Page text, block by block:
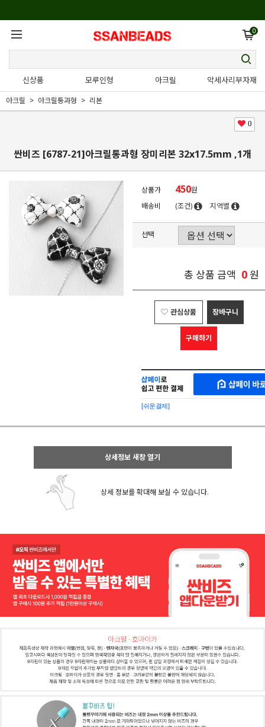
0
신상품 모루인형 아크릴 악세사리부자재
아크릴 아크릴통과형 리본
0
싼비즈 [6787-21]아크릴통과형 장미리본 32x17.5mm ,1개
상품가 450원
배송비
(조건) 지역별
선택
총 상품 금액 0원
관심상품 장바구니
구매하기
MAKESHOP
SHOPPAY
로
간
구
샵
페
페
이
구
[쉬운결제]
상세정보 새창 열기
상세 정보를 확대해 보실 수 있습니다.